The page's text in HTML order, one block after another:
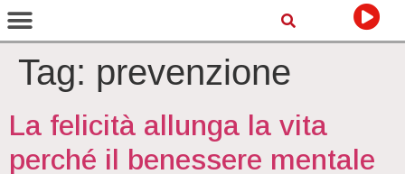
Tag: prevenzione
La felicità allunga la vita
perché il benessere mentale